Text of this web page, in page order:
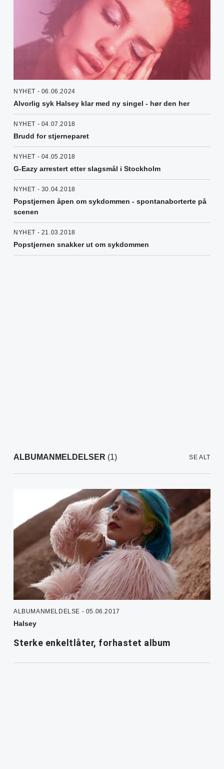
NYHET - 06.06.2024
Alvorlig syk Halsey klar med ny singel - hør den her
NYHET - 04.07.2018
Brudd for stjerneparet
NYHET - 04.05.2018
G-Eazy arrestert etter slagsmål i Stockholm
NYHET - 30.04.2018
Popstjernen åpen om sykdommen - spontanaborterte på
scenen
NYHET - 21.03.2018
Popstjernen snakker ut om sykdommen
ALBUMANMELDELSER (1) SE ALT
ALBUMANMELDELSE - 05.06.2017
Halsey
Sterke enkeltlåter, forhastet album